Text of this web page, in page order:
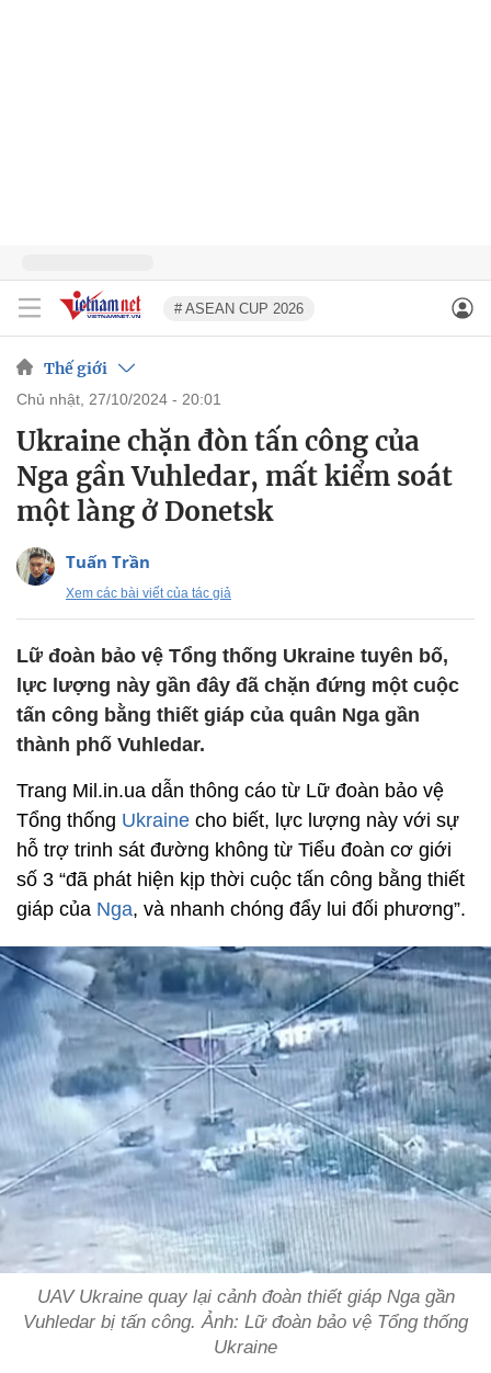
# ASEAN CUP 2026
Thế giới
chủ nhật, 27/10/2024 - 20:01
Ukraine chặn đòn tấn công của
Nga gần Vuhledar, mất kiểm soát
một làng ở Donetsk
Tuấn Trần
Xem các bài viết của tác giả
Lữ đoàn bảo vệ Tổng thống Ukraine tuyên bố,
lực lượng này gần đây đã chặn đứng một cuộc
tấn công bằng thiết giáp của quân Nga gần
thành phố Vuhledar.
Trang Mil.in.ua dẫn thông cáo từ Lữ đoàn bảo vệ
Tổng thống Ukraine cho biết, lực lượng này với sự
hỗ trợ trinh sát đường không từ Tiểu đoàn cơ giới
số 3 “đã phát hiện kịp thời cuộc tấn công bằng thiết
giáp của Nga, và nhanh chóng đẩy lui đối phương”.
UAV Ukraine quay lại cảnh đoàn thiết giáp Nga gần
Vuhledar bị tấn công. Ảnh: Lữ đoàn bảo vệ Tổng thống
Ukraine